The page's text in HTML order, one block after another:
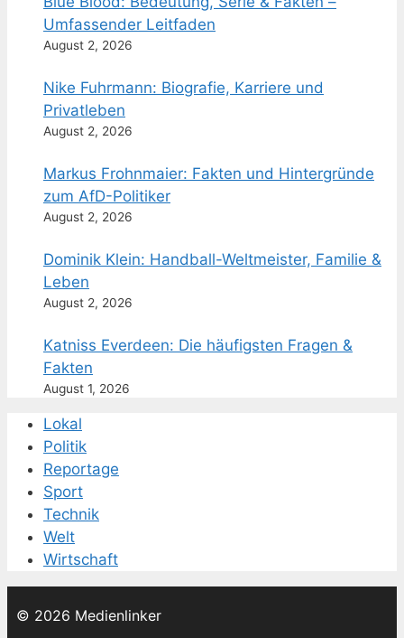
Umfassender Leitfaden
August 2, 2026
Nike Fuhrmann: Biografie, Karriere und
Privatleben
August 2, 2026
Markus Frohnmaier: Fakten und Hintergründe
zum AfD-Politiker
August 2, 2026
Dominik Klein: Handball-Weltmeister, Familie &
Leben
August 2, 2026
Katniss Everdeen: Die häufigsten Fragen &
Fakten
August 1, 2026
Lokal
Politik
Reportage
Sport
Technik
Welt
Wirtschaft
© 2026 Medienlinker